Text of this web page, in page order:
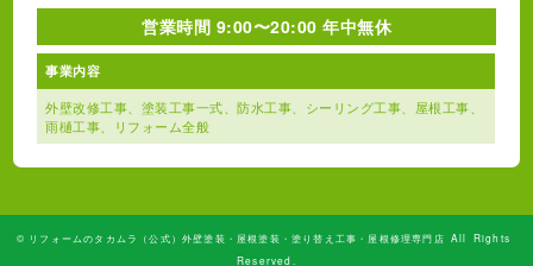
営業時間 9:00〜20:00 年中無休
事業内容
外壁改修工事、塗装工事⼀式、防水工事、シーリング工事、 屋根工事、
雨樋工事、
リフォーム全般
© リフォームのタカムラ（公式）外壁塗装・屋根塗装・塗り替え工事・屋根修理専門店 All Rights
Reserved.